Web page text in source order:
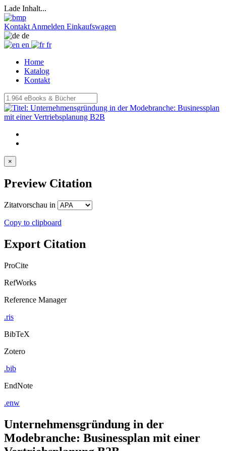
Lade Inhalt...
Kontakt Anmelden Einkaufswagen
de
en
fr
Home
Katalog
Kontakt
Modebranche: Businessplan mit einer
Vertriebsplanung B2B